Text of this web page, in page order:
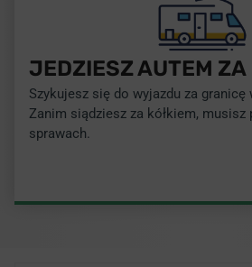
JEDZIESZ AUTEM ZA
Szykujesz się do wyjazdu za granicę
Zanim siądziesz za kółkiem,
sprawach.